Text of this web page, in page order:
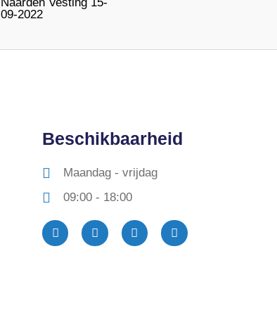
09-2022
Beschikbaarheid
Maandag - vrijdag
09:00 - 18:00